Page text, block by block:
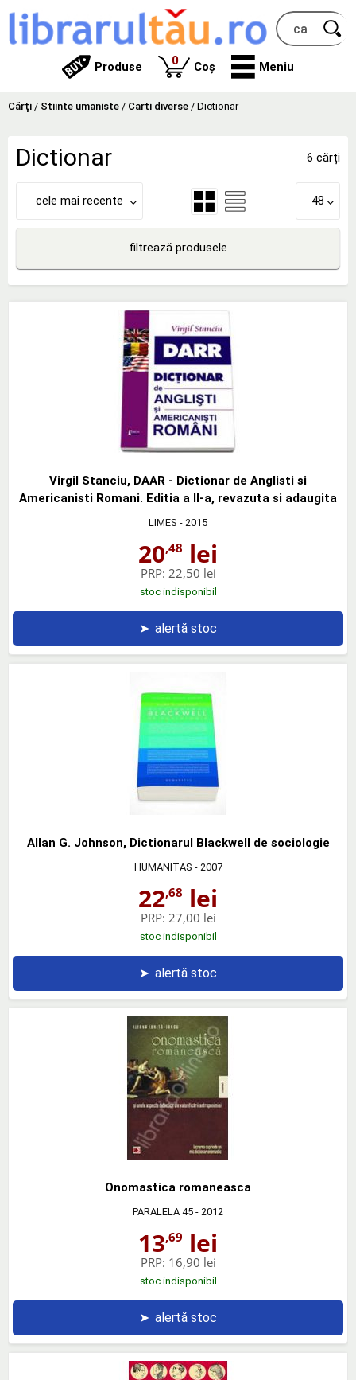
Produse 0produse
Coș Meniu
Cărţi / Stiinte umaniste / Carti diverse / Dictionar
Dictionar 6 cărți
cele mai recente 48
filtrează produsele
Virgil Stanciu, DAAR - Dictionar de Anglisti si
Americanisti Romani. Editia a II-a, revazuta si adaugita
LIMES - 2015
20,48 lei
PRP: 22,50 lei
stoc indisponibil
➤ alertă stoc
Allan G. Johnson, Dictionarul Blackwell de sociologie
HUMANITAS - 2007
22,68 lei
PRP: 27,00 lei
stoc indisponibil
➤ alertă stoc
Onomastica romaneasca
PARALELA 45 - 2012
13,69 lei
PRP: 16,90 lei
stoc indisponibil
➤ alertă stoc